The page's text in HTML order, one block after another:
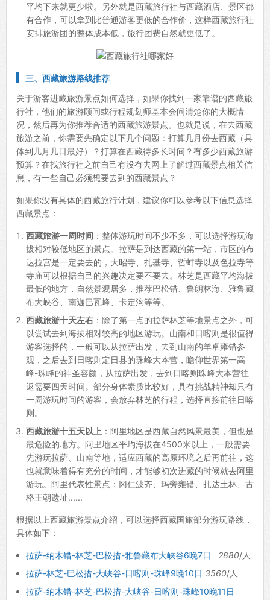
平均下来就更少啦。另外就是西藏旅行社与西藏酒店、景区都
有合作，可以拿到比普通游客更低的合作价，这样西藏旅行社
安排旅游团的整体成本低，旅行团费自然就更低了。
三、西藏旅游路线推荐
关于游客进藏旅游景点如何选择，如果你找到一家靠谱的西藏旅
行社，他们的旅游顾问或行程规划师基本会问清楚你的大概情
况，然后再为你推荐合适的西藏旅游景点。也就是说，在去西藏
旅游之前，你需要先确定以下几个问题：打算几月份去西藏（具
体到几月几日最好）？打算在西藏待多长时间？有多少西藏旅游
预算？在找旅行社之前自己有没有去网上了解过西藏景点相关信
息，有一些自己必须想要去到的西藏景点？
如果你没有具体的西藏旅行计划，建议你可以参考以下信息选择
西藏景点：
西藏旅游一周时间 ：整体游玩时间不少不多，可以选择游玩海
拔相对较低地区的景点。拉萨是到达西藏的第一站，市区的布
达拉宫是一定要去的，大昭寺、扎基寺、哲蚌寺以及色拉寺等
寺庙可以根据自己的兴趣决定要不要去。林芝是西藏平均海拔
最低的地方，自然景观居多，推荐巴松错、鲁朗林海、雅鲁藏
布大峡谷、南迦巴瓦峰、卡定沟等等。
西藏旅游十天左右 ：除了第一点的拉萨林芝等地景点之外，可
以尝试去到海拔相对较高的地区游玩。山南和日喀则是很值得
游客选择的，一般可以从拉萨出发，去到山南的羊卓雍错参
观，之后去到日喀则定日县的珠峰大本营，瞻仰世界第一高
峰-珠峰的神圣容颜，从拉萨出发，去到日喀则珠峰大本营往
返需要四天时间。部分身体素质比较好，具有挑战精神却只有
一周游玩时间的游客，会放弃林芝的行程，选择直接前往日喀
则。
西藏旅游十五天以上 ：阿里地区是西藏自然风景最美，但也是
最危险的地方。阿里地区平均海拔在4500米以上，一般需要
先游玩拉萨、山南等地，适应西藏的高原环境之后再前往，这
也就意味着得有充分的时间，才能够初次进藏的时候就去阿里
游玩。阿里代表性景点：冈仁波齐、玛旁雍错、扎达土林、古
格王朝遗址......
根据以上西藏旅游景点介绍，可以选择西藏国旅部分游玩路线，
具体如下：
拉萨-纳木错-林芝-巴松措-雅鲁藏布大峡谷6晚7日 2880/人
拉萨-林芝-巴松措-大峡谷-日喀则-珠峰9晚10日 3560/人
拉萨-纳木错-林芝-巴松措-大峡谷-日喀则-珠峰10晚11日